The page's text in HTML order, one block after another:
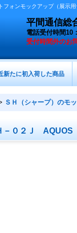
フォンモックアップ（展
平間通信総
電話受付時間
受付時間外のお
新たに初入荷した商品
ＳＨ（シャープ）のモ
－０２Ｊ